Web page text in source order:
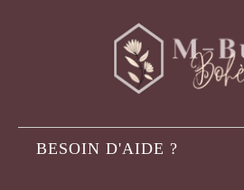
BESOIN D'AIDE ?